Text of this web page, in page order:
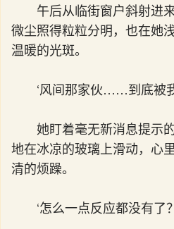
午后从临街窗户斜射进
微尘照得粒粒分明，也在她
温暖的光斑。
‘风间那家伙……到底被
她盯着毫无新消息提示
地在冰凉的玻璃上滑动，心
清的烦躁。
‘怎么一点反应都没有了